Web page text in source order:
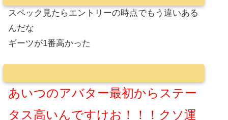
スペック見たらエントリーの時点でもう違いある
んだな
ギーツが1番高かった
あいつのアバター最初からステー
タス高いんですけお！！！クソ運